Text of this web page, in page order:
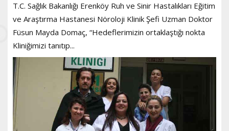
T.C. Sağlık Bakanlığı Erenköy Ruh ve Sinir Hastalıkları Eğitim
ve Araştırma Hastanesi Nöroloji Klinik Şefi Uzman Doktor
Füsun Mayda Domaç, “Hedeflerimizin ortaklaştığı nokta
Kliniğimizi tanıtıp...